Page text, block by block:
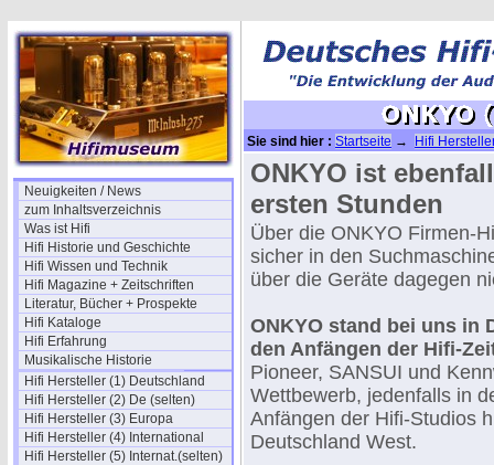
Neuigkeiten / News
zum Inhaltsverzeichnis
Was ist Hifi
Hifi Historie und Geschichte
Hifi Wissen und Technik
Hifi Magazine + Zeitschriften
Literatur, Bücher + Prospekte
Hifi Kataloge
Hifi Erfahrung
Musikalische Historie
Hifi Hersteller (1) Deutschland
Hifi Hersteller (2) De (selten)
Hifi Hersteller (3) Europa
Hifi Hersteller (4) International
Hifi Hersteller (5) Internat.(selten)
Sie sind hier : Startseite → Hifi
ONKYO ist
ersten Stunden
Über die ONKYO Firmen-
sicher in den
über die Geräte dagegen
ONKYO stand bei uns in
den Anfängen der Hifi-
Pioneer, SANSUI und
Wettbewerb, jedenfalls in
Anfängen der Hifi-Studios
Deutschland West.